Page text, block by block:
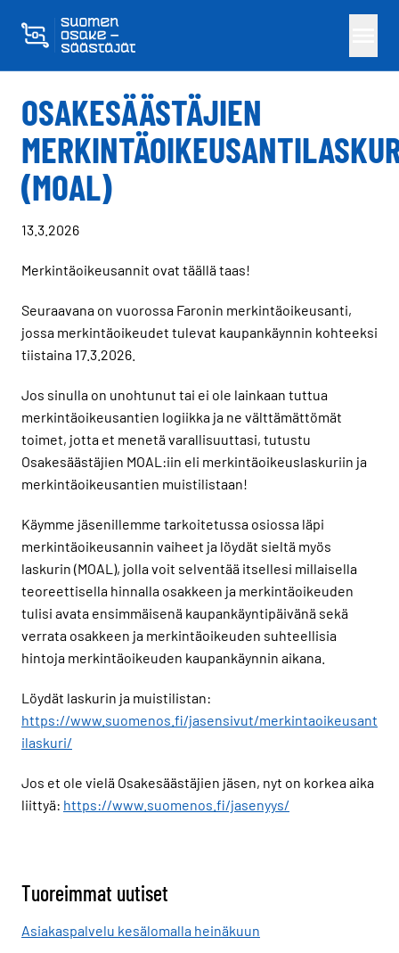
Skippaa sisältö
OSAKESÄÄSTÄJIEN
(MOAL)
13.3.2026
Merkintäoikeusannit ovat täällä taas!
Seuraavana on vuorossa Faronin merkintäoikeusanti,
jossa merkintäoikeudet tulevat kaupankäynnin kohteeksi
tiistaina 17.3.2026.
Jos sinulla on unohtunut tai ei ole lainkaan tuttua
merkintäoikeusantien logiikka ja ne välttämättömät
toimet, jotta et menetä varallisuuttasi, tutustu
Osakesäästäjien MOAL:iin eli merkintäoikeuslaskuriin ja
merkintäoikeusantien muistilistaan!
Käymme jäsenillemme tarkoitetussa osiossa läpi
merkintäoikeusannin vaiheet ja löydät sieltä myös
laskurin (MOAL), jolla voit selventää itsellesi millaisella
teoreettisella hinnalla osakkeen ja merkintäoikeuden
tulisi avata ensimmäisenä kaupankäyntipäivänä sekä
verrata osakkeen ja merkintäoikeuden suhteellisia
hintoja merkintäoikeuden kaupankäynnin aikana.
Löydät laskurin ja muistilistan:
https://www.suomenos.fi/jasensivut/merkintaoikeusant
ilaskuri/
Jos et ole vielä Osakesäästäjien jäsen, nyt on korkea aika
liittyä: https://www.suomenos.fi/jasenyys/
Tuoreimmat uutiset
Asiakaspalvelu kesälomalla heinäkuun